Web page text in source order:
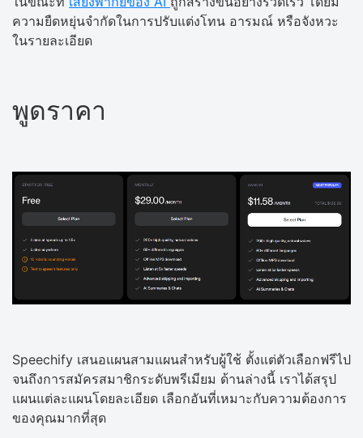
ความยืดหยุ่นจำกัดในการปรับแต่งโทน อารมณ์ หรือจังหวะ
ในรายละเอียด
พูดราคา
Speechify เสนอแผนสามแผนสำหรับผู้ใช้ ตั้งแต่ตัวเลือกฟรีไป
จนถึงการสมัครสมาชิกระดับพรีเมียม ด้านล่างนี้ เราได้สรุป
แผนแต่ละแผนโดยละเอียด เลือกอันที่เหมาะกับความต้องการ
ของคุณมากที่สุด